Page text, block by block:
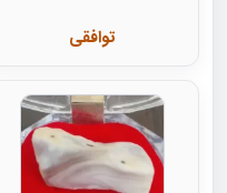
توافقی